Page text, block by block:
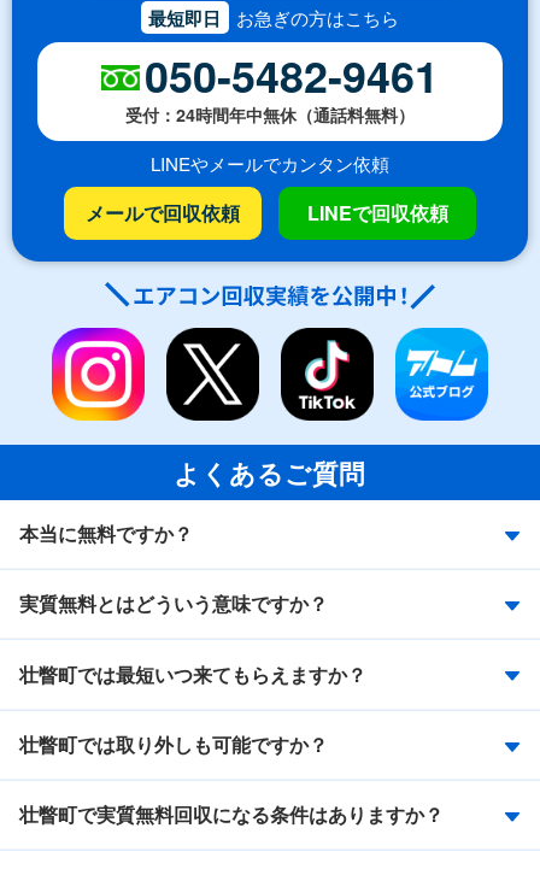
最短即日 お急ぎの方はこちら
050-5482-9461
受付：24時間年中無休（通話料無料）
LINEやメールでカンタン依頼
メールで回収依頼 LINEで回収依頼
よくあるご質問
本当に無料ですか？
実質無料とはどういう意味ですか？
壮瞥町では最短いつ来てもらえますか？
壮瞥町では取り外しも可能ですか？
壮瞥町で実質無料回収になる条件はありますか？